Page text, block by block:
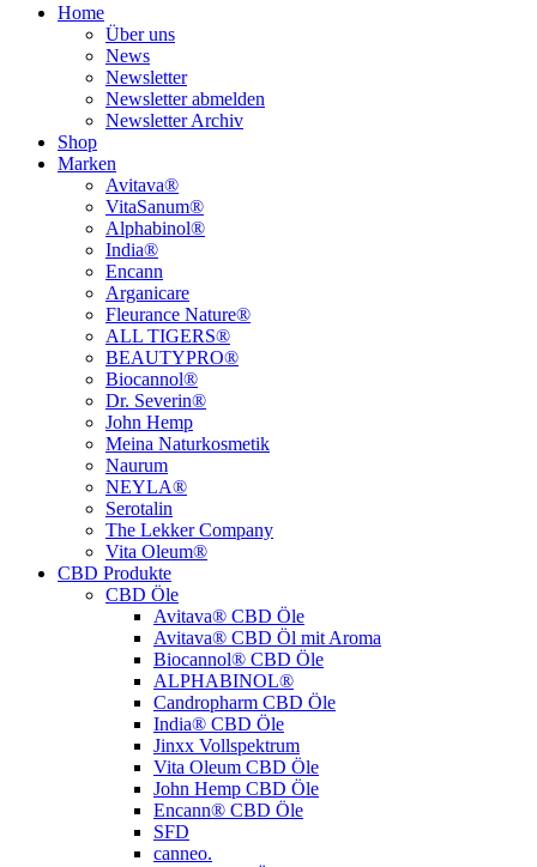
Home
Über uns
News
Newsletter
Newsletter abmelden
Newsletter Archiv
Shop
Marken
Avitava®
VitaSanum®
Alphabinol®
India®
Encann
Arganicare
Fleurance Nature®
ALL TIGERS®
BEAUTYPRO®
Biocannol®
Dr. Severin®
John Hemp
Meina Naturkosmetik
Naurum
NEYLA®
Serotalin
The Lekker Company
Vita Oleum®
CBD Produkte
CBD Öle
Avitava® CBD Öle
Avitava® CBD Öl mit Aroma
Biocannol® CBD Öle
ALPHABINOL®
Candropharm CBD Öle
India® CBD Öle
Jinxx Vollspektrum
Vita Oleum CBD Öle
John Hemp CBD Öle
Encann® CBD Öle
SFD
canneo.